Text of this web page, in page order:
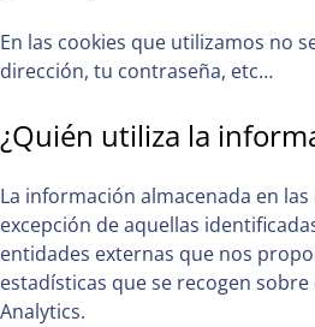
En las cookies que utilizamos no
dirección, tu contraseña, etc…
¿Quién utiliza la
La información almacenada en
excepción de aquellas
entidades externas que nos
estadísticas que se recogen
Analytics.